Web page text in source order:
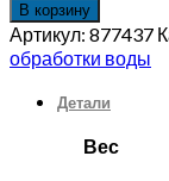
В корзину
Артикул: 877437
обработки воды
Детали
Вес